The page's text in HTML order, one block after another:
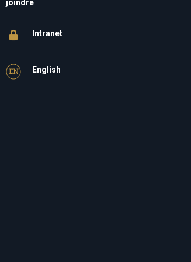
joindre
Intranet
English